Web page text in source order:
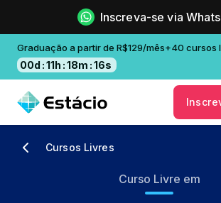
Inscreva-se via
Graduação a partir de R$129/mês+40 cursos
00d :11h :18m :16s
Cursos Livres
Curso Livre em